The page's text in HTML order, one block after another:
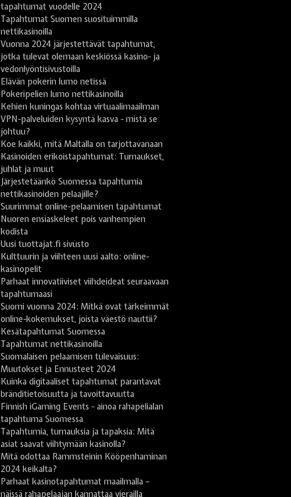
tapahtumat vuodelle 2024
Tapahtumat Suomen suosituimmilla
nettikasinoilla
Vuonna 2024 järjestettävät tapahtumat,
jotka tulevat olemaan keskiössä kasino- ja
vedonlyöntisivustoilla
Elävän pokerin lumo netissä
Pokeripelien lumo nettikasinoilla
Kehien kuningas kohtaa virtuaalimaailman
VPN-palveluiden kysyntä kasva - mistä se
johtuu?
Koe kaikki, mitä Maltalla on tarjottavanaan
Kasinoiden erikoistapahtumat: Turnaukset,
juhlat ja muut
Järjestetäänkö Suomessa tapahtumia
nettikasinoiden pelaajille?
Suurimmat online-pelaamisen tapahtumat
Nuoren ensiaskeleet pois vanhempien
kodista
Uusi tuottajat.fi sivusto
Kulttuurin ja viihteen uusi aalto: online-
kasinopelit
Parhaat innovatiiviset viihdeideat seuraavaan
tapahtumaasi
Suomi vuonna 2024: Mitkä ovat tärkeimmät
online-kokemukset, joista väestö nauttii?
Kesätapahtumat Suomessa
Tapahtumat nettikasinoilla
Suomalaisen pelaamisen tulevaisuus:
Muutokset ja Ennusteet 2024
Kuinka digitaaliset tapahtumat parantavat
bränditietoisuutta ja tavoittavuutta
Finnish iGaming Events - ainoa rahapelialan
tapahtuma Suomessa
Tapahtumia, turnauksia ja tapaksia: Mitä
asiat saavat viihtymään kasinolla?
Mitä odottaa Rammsteinin Kööpenhaminan
2024 keikalta?
Parhaat kasinotapahtumat maailmalla –
näissä rahapelaajan kannattaa vierailla